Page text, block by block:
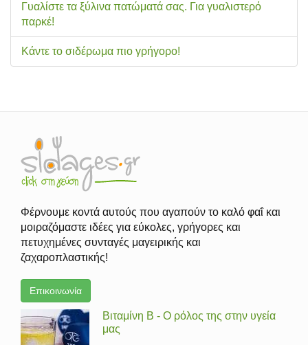
Γυαλίστε τα ξύλινα πατώματά σας. Για γυαλιστερό
παρκέ!
Κάντε το σιδέρωμα πιο γρήγορο!
Φέρνουμε κοντά αυτούς που αγαπούν το καλό φαΐ και
μοιραζόμαστε ιδέες για εύκολες, γρήγορες και
πετυχημένες συνταγές μαγειρικής και
ζαχαροπλαστικής!
Επικοινωνία
Βιταμίνη Β - Ο ρόλος της στην υγεία
μας